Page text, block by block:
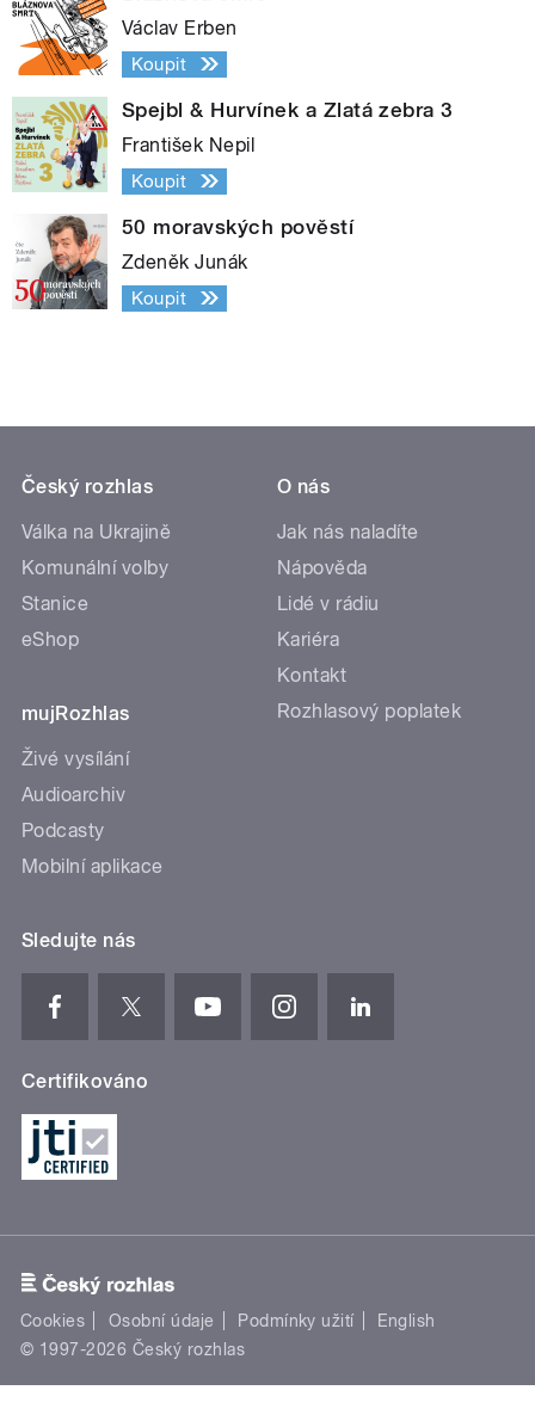
Václav Erben
Koupit
Spejbl & Hurvínek a Zlatá zebra 3
František Nepil
Koupit
50 moravských pověstí
Zdeněk Junák
Koupit
Český rozhlas
Válka na Ukrajině
Komunální volby
Stanice
eShop
mujRozhlas
Živé vysílání
Audioarchiv
Podcasty
Mobilní aplikace
O nás
Jak nás naladíte
Nápověda
Lidé v rádiu
Kariéra
Kontakt
Rozhlasový poplatek
Sledujte nás
Certifikováno
Cookies Osobní údaje Podmínky užití
English
© 1997-2026 Český rozhlas